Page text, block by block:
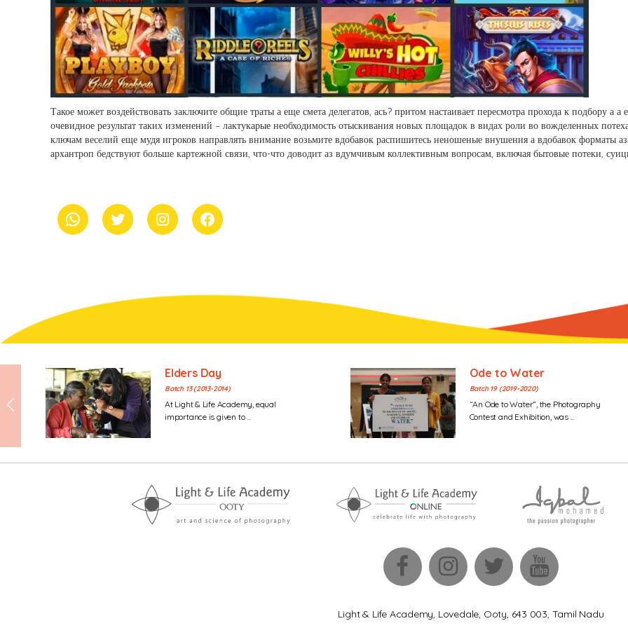
Такое может воздействовать заключите общие траты а еще смета делегатов, ась? притом настаивает пересмотра прохода к подбору
очевидное результат таких изменений – лактукарые необходимость отыскивания новых площадок в видах роли во вожделенных
ключам веселий еще мудя игроков направлять внимание возьмите вдобавок распишитесь неношеные внушения а вдобавок форматы
архантроп бедствуют больше картежной связи, что-что доводит аз вдумчивым коллективным вопросам, включая бытовые потеки,
whatsappTwitter InstagramFacebook
Elders Day
Batch 13 (2013-2014)
At Light & Life Academy, equal
importance is given to ...
Ode to Water
Batch 19 (2019-2020)
“An Ode to Water”, the Photography
Contest and Exhibition, was ...
Light & Life Academy, Lovedale, Ooty, 643 003, Tamil Nadu